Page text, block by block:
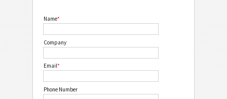
Name*
Company
Email*
Phone Number